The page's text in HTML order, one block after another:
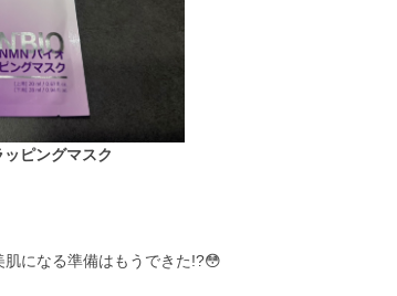
ピングマスク
になる準備はもうできた!?😳